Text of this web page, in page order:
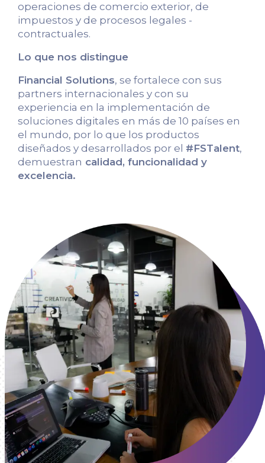
operaciones de comercio exterior, de
impuestos y de procesos legales -
contractuales.
Lo que nos distingue
Financial Solutions, se fortalece con sus
partners internacionales y con su
experiencia en la implementación de
soluciones digitales en más de 10 países en
el mundo, por lo que los productos
diseñados y desarrollados por el #FSTalent,
demuestran calidad, funcionalidad y
excelencia.